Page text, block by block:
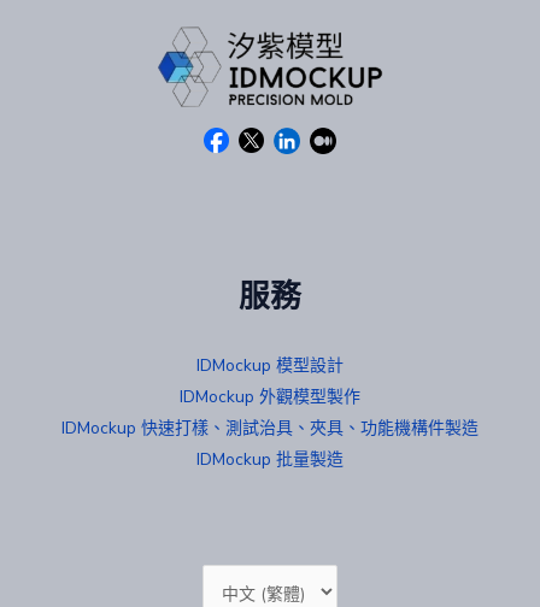
服務
IDMockup 模型設計
IDMockup 外觀模型製作
IDMockup 快速打樣、測試治具、夾具、功能機構件製造
IDMockup 批量製造
Choose